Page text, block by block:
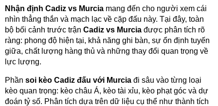
Nhận định Cadiz vs Murcia mang đến cho người xem cái
nhìn thẳng thắn và mạch lạc về cặp đấu này. Tại đây, toàn
bộ bối cảnh trước trận Cadiz vs Murcia được phân tích rõ
ràng: phong độ hiện tại, khả năng ghi bàn, sự ổn định tuyến
giữa, chất lượng hàng thủ và những thay đổi quan trọng về
lực lượng.
Phần soi kèo Cadiz đấu với Murcia đi sâu vào từng loại
kèo quan trọng: kèo châu Á, kèo tài xỉu, kèo phạt góc và dự
đoán tỷ số. Phân tích dựa trên dữ liệu cụ thể như thành tích